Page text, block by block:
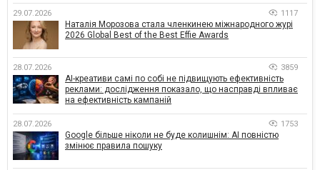
29.07.2026 1117
Наталія Морозова стала членкинею міжнародного журі
2026 Global Best of the Best Effie Awards
28.07.2026 3859
AI-креативи самі по собі не підвищують ефективність
реклами: дослідження показало, що насправді впливає
на ефективність кампаній
28.07.2026 1753
Google більше ніколи не буде колишнім: AI повністю
змінює правила пошуку